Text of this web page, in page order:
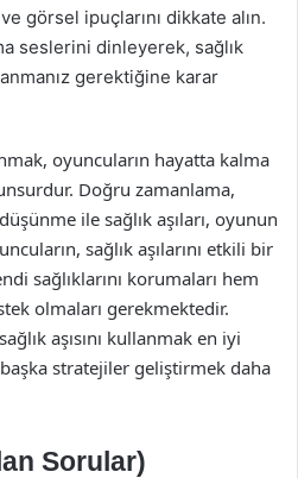
görsel ipuçlarını dikkate alın.
seslerini dinleyerek, sağlık
gerektiğine karar
oyuncuların hayatta kalma
Doğru zamanlama,
ile sağlık aşıları, oyunun
sağlık aşılarını etkili bir
sağlıklarını korumaları hem
olmaları gerekmektedir.
aşısını kullanmak en iyi
stratejiler geliştirmek daha
Sorular)